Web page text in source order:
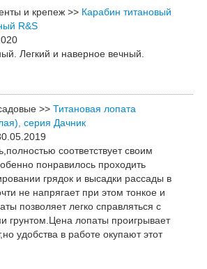
и крепеж >> Карабин титановый
R&S
Легкий и наверное вечный.
>> Титановая лопата
серия Дачник
соответствует своим
понравилось проходить
грядок и высадки рассады в
не напрягает при этом тонкое и
позволяет легко справляться с
грунтом.Цена лопаты проигрывает
удобства в работе окупают этот